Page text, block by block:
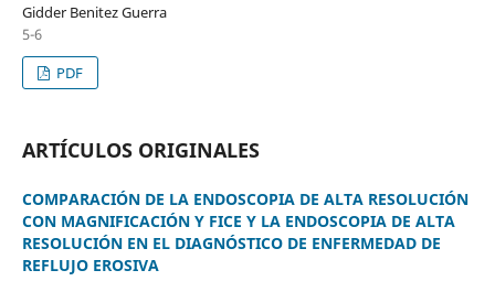
Gidder Benitez Guerra
5-6
PDF
ARTÍCULOS ORIGINALES
COMPARACIÓN DE LA ENDOSCOPIA DE ALTA RESOLUCIÓN
CON MAGNIFICACIÓN Y FICE Y LA ENDOSCOPIA DE ALTA
RESOLUCIÓN EN EL DIAGNÓSTICO DE ENFERMEDAD DE
REFLUJO EROSIVA